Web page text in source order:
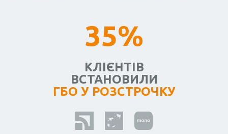
35%
КЛІЄНТІВ
ВСТАНОВИЛИ
ГБО У РОЗСТРОЧКУ